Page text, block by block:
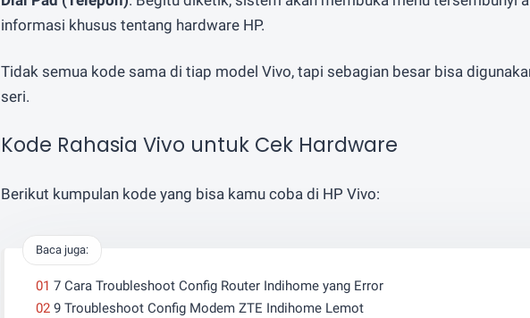
informasi khusus tentang hardware HP.
Tidak semua kode sama di tiap model Vivo, tapi sebagian besar bisa
seri.
Kode Rahasia Vivo untuk Cek Hardware
Berikut kumpulan kode yang bisa kamu coba di HP Vivo:
Baca juga:
7 Cara Troubleshoot Config Router Indihome yang Error
9 Troubleshoot Config Modem ZTE Indihome Lemot